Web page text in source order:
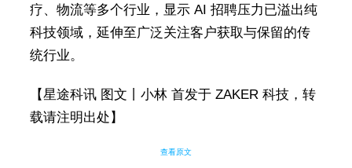
疗、物流等多个行业，显示 AI 招聘压力已溢出纯
科技领域，延伸至广泛关注客户获取与保留的传
统行业。
【星途科讯 图文丨小林 首发于 ZAKER 科技，转
载请注明出处】
查看原文